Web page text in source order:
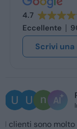
4.7
Eccellente
Scrivi
Ugo
5 giorni